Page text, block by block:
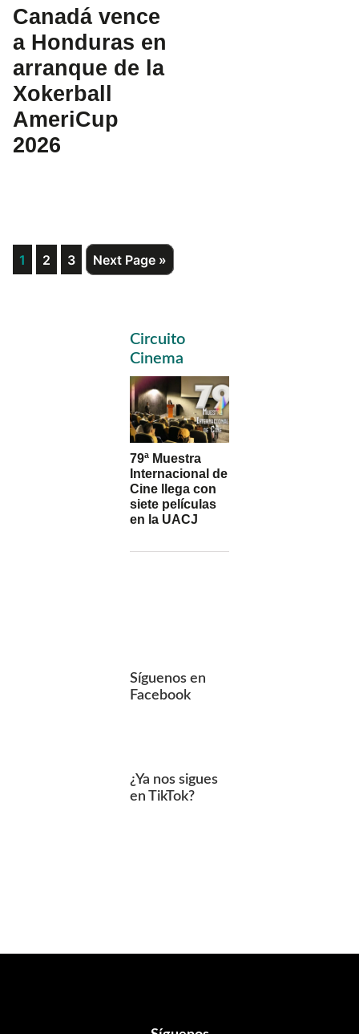
Canadá vence
a Honduras en
arranque de la
Xokerball
AmeriCup
2026
Page
1 Page
2 Page
3
Go
to
Next Page »
Primary
Sidebar
Circuito
Cinema
79ª Muestra
Internacional de
Cine llega con
siete películas
en la UACJ
Síguenos en
Facebook
¿Ya nos sigues
en TikTok?